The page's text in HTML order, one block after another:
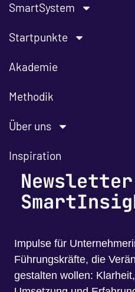
SmartSystem
Startpunkte
Akademie
Methodik
Über uns
Inspiration
Newsletter
Impulse für
Führungskräfte, die
gestalten wollen: